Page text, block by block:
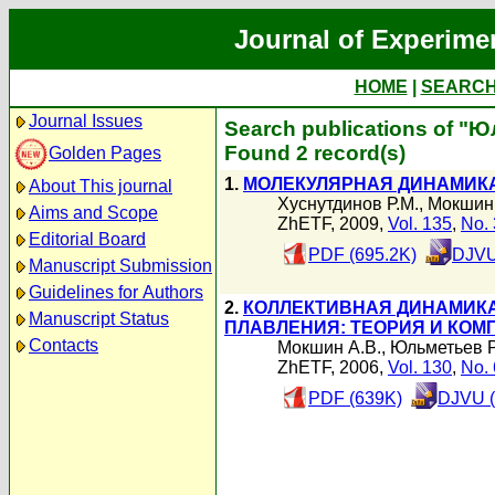
Journal of
HOME
Journal Issues
Golden Pages
About This journal
Aims and Scope
Editorial Board
Manuscript Submission
Guidelines for Authors
Manuscript Status
Contacts
Search publications of
Found 2 record(s)
1. МОЛЕКУЛЯРНАЯ
Хуснутдинов Р.М.,
ZhETF, 2009, Vol. 135, No.
PDF (695.2K)
2. КОЛЛЕКТИВНАЯ
ПЛАВЛЕНИЯ: ТЕОРИЯ И
Мокшин А.В., Юльметьев
ZhETF, 2006, Vol. 130, No.
PDF (639K)
DJVU